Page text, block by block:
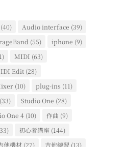
Audio interface (39)
(55) iphone (9)
MIDI (63)
Edit(28)
(10) plug-ins (11)
(33) Studio One (28)
One 4(10) 作曲 (9)
初心者講座 (144)
他機材(27) 吉他練習 (13)